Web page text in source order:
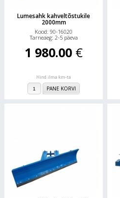
Lumesahk kahveltõstukile
2000mm
Kood: 90-16020
Tarneaeg: 2-5 päeva
1 980.00 €
Hind ilma km-ta
PANE KORVI